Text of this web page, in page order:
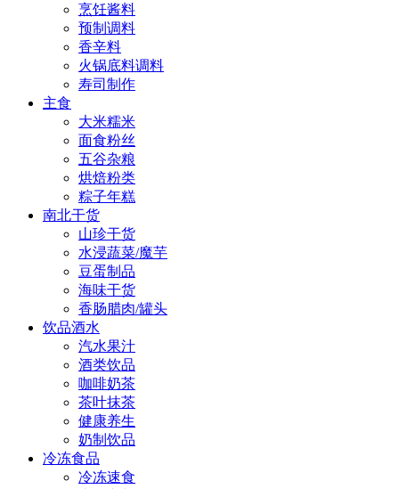
烹饪酱料
预制调料
香辛料
火锅底料调料
寿司制作
主食
大米糯米
面食粉丝
五谷杂粮
烘焙粉类
粽子年糕
南北干货
山珍干货
水浸蔬菜/魔芋
豆蛋制品
海味干货
香肠腊肉/罐头
饮品酒水
汽水果汁
酒类饮品
咖啡奶茶
茶叶抹茶
健康养生
奶制饮品
冷冻食品
冷冻速食